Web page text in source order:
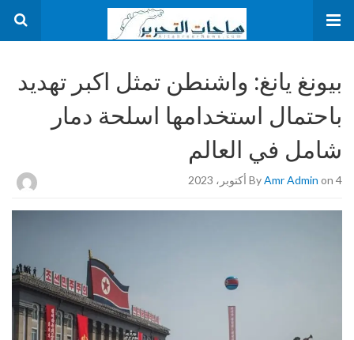
بيونغ يانغ: واشنطن تمثل اكبر تهديد
باحتمال استخدامها اسلحة دمار
شامل في العالم
ByAmr Admin on 4 أكتوبر، 2023